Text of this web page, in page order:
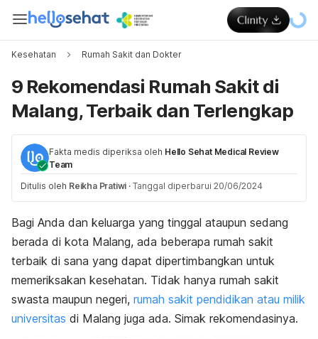
Kesehatan Rumah Sakit dan Dokter
9 Rekomendasi Rumah Sakit di
Malang, Terbaik dan Terlengkap
Fakta medis diperiksa oleh Hello Sehat Medical Review
Team
Ditulis oleh Reikha Pratiwi · Tanggal diperbarui 20/06/2024
Bagi Anda dan keluarga yang tinggal ataupun sedang
berada di kota Malang, ada beberapa rumah sakit
terbaik di sana yang dapat dipertimbangkan untuk
memeriksakan kesehatan. Tidak hanya rumah sakit
swasta maupun negeri, rumah sakit pendidikan atau milik
universitas di Malang juga ada. Simak rekomendasinya.